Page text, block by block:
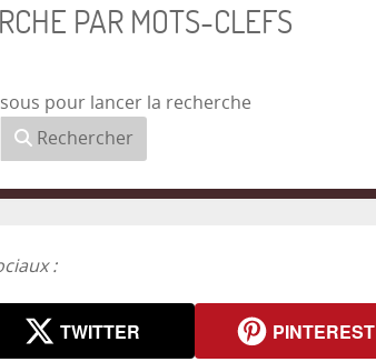
PAR MOTS-CLEFS
pour lancer la recherche
Rechercher
:
TWITTER PINTEREST